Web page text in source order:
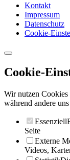
Kontakt
Impressum
Datenschutz
Cookie-
Cookie-
Wir nutzen Cookies
während andere
Essenziell
Seite
Externe
Videos,